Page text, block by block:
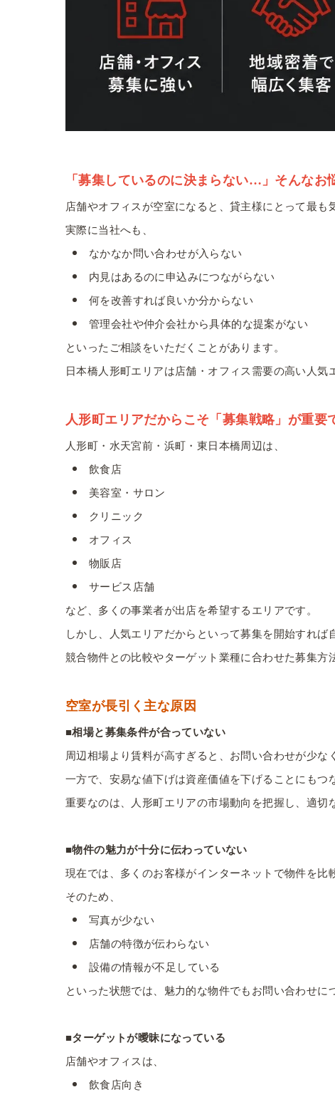
「募集しているのに決まらない…」そんなお
店舗やオフィスが空室になると、貸主様にとって最も
実際に当社へも、
なかなか問い合わせが入らない
内見はあるのに申込みにつながらない
何を改善すれば良いか分からない
管理会社や仲介会社から具体的な提案がない
といったご相談をいただくことがあります。
日本橋人形町エリアは店舗・オフィス需要の高い人
人形町エリアだからこそ「募集戦略」が重要
人形町・水天宮前・浜町・東日本橋周辺は、
飲食店
美容室・サロン
クリニック
オフィス
物販店
サービス店舗
など、多くの事業者が出店を希望するエリアです。
しかし、人気エリアだからといって募集を開始すれば
競合物件との比較やターゲット業種に合わせた募集方
空室が長引く主な原因
■相場と募集条件が合っていない
周辺相場より賃料が高すぎると、お問い合わせが少な
一方で、安易な値下げは資産価値を下げることにもつ
重要なのは、人形町エリアの市場動向を把握し、適切
■物件の魅力が十分に伝わっていない
現在では、多くのお客様がインターネットで物件を比
そのため、
写真が少ない
店舗の特徴が伝わらない
設備の情報が不足している
といった状態では、魅力的な物件でもお問い合わせに
■ターゲットが曖昧になっている
店舗やオフィスは、
飲食店向き